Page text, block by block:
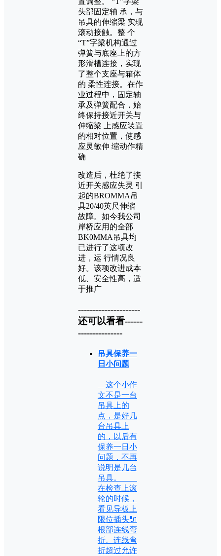
头部固定轴 承，与
吊具的伸缩梁 实现
滚动接触。整 个
“T”字梁机构通过
弹簧与底座上的方
形滑槽连接，实现
了整个支座与箱体
的 柔性连接。在作
业过程中，固定轴
承及弹簧配合，始
终保持接近开关与
伸缩梁 上感应装置
的相对位置，使感
应灵敏伸 缩动作精
确
改造后，杜绝了接
近开关感应失灵 引
起的BROMMA吊
具20/40英尺伸缩
故障。如今我公司
岸桥应用的全部
BK0MMA吊具均
已进行了这项改
进，运 行情况良
好。该项改进成本
低、安全性高，适
于推广
---------------------
还可以看看------
---------------
吊具保养一
日小问题
这个小作
文不是一台
吊具上的
点，是好几
台吊具上
的，以后有
保养一日小
问题，不再
说明是几台
吊具。
在检查上滚
轮的时候，
看见导板上
限位插头🔌
根部连线弯
折。连线弯
折超过允许